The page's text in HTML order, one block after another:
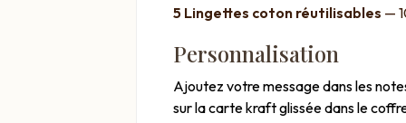
5 Lingettes coton réutilisables —
Personnalisation
Ajoutez votre message dans les
sur la carte kraft glissée dans le